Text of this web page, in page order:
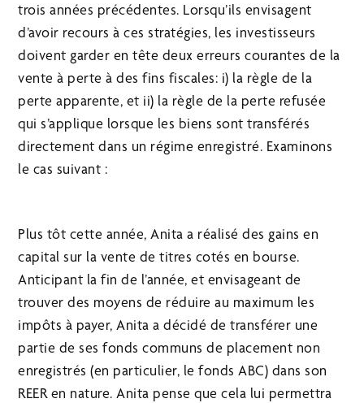
trois années précédentes. Lorsqu’ils envisagent
d’avoir recours à ces stratégies, les investisseurs
doivent garder en tête deux erreurs courantes de la
vente à perte à des fins fiscales: i) la règle de la
perte apparente, et ii) la règle de la perte refusée
qui s’applique lorsque les biens sont transférés
directement dans un régime enregistré. Examinons
le cas suivant :
Plus tôt cette année, Anita a réalisé des gains en
capital sur la vente de titres cotés en bourse.
Anticipant la fin de l’année, et envisageant de
trouver des moyens de réduire au maximum les
impôts à payer, Anita a décidé de transférer une
partie de ses fonds communs de placement non
enregistrés (en particulier, le fonds ABC) dans son
REER en nature. Anita pense que cela lui permettra